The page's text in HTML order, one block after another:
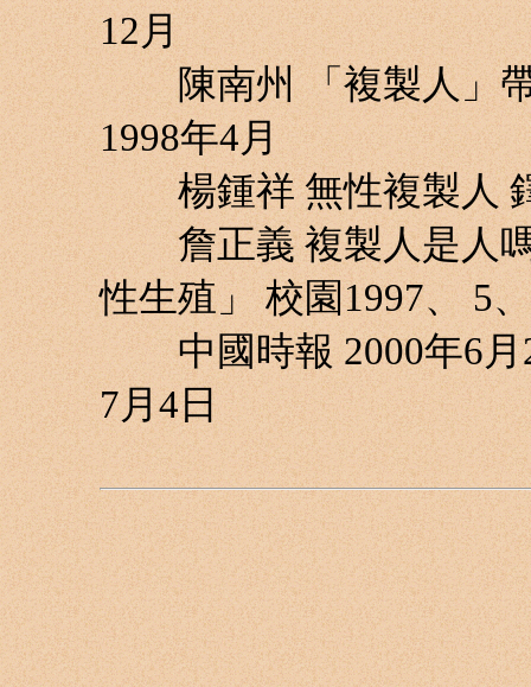
12月
陳南州 「複製人」帶
1998年4月
楊鍾祥 無性複製人 鐸
詹正義 複製人是人嗎
性生殖」 校園1997、 5
中國時報 2000年6月
7月4日